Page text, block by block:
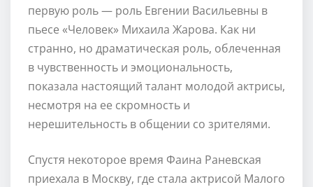
первую роль — роль Евгении Васильевны в
пьесе «Человек» Михаила Жарова. Как ни
странно, но драматическая роль, облеченная
в чувственность и эмоциональность,
показала настоящий талант молодой актрисы,
несмотря на ее скромность и
нерешительность в общении со зрителями.
Спустя некоторое время Фаина Раневская
приехала в Москву, где стала актрисой Малого